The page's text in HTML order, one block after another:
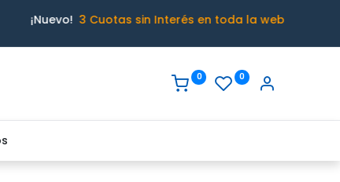
¡Nuevo! 3 Cuotas sin Interés en toda la web
0 0